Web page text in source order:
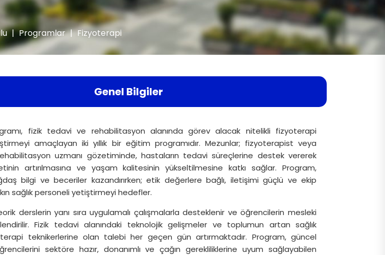
| Programlar | Fizyoterapi
Genel Bilgiler
fizik tedavi ve rehabilitasyon alanında görev alacak nitelikli fizyoterapi
amaçlayan iki yıllık bir eğitim programıdır. Mezunlar; fizyoterapist veya
uzmanı gözetiminde, hastaların tedavi süreçlerine destek vererek
artırılmasına ve yaşam kalitesinin yükseltilmesine katkı sağlar. Program,
bilgi ve beceriler kazandırırken; etik değerlere bağlı, iletişimi güçlü ve ekip
sağlık personeli yetiştirmeyi hedefler.
derslerin yanı sıra uygulamalı çalışmalarla desteklenir ve öğrencilerin mesleki
Fizik tedavi alanındaki teknolojik gelişmeler ve toplumun artan sağlık
teknikerlerine olan talebi her geçen gün artırmaktadır. Program, güncel
sektöre hazır, donanımlı ve çağın gerekliliklerine uyum sağlayabilen